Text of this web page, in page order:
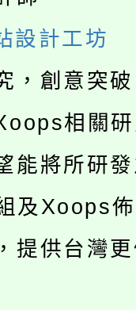
導、社會
參加。
案入校路
專業人
理賠案件
程序及
培育課程
年度第
選結果(
險知識
度學生
住民語歌
年度第
設計工坊
，創意突
相關
能將所研
及Xoops
提供台灣